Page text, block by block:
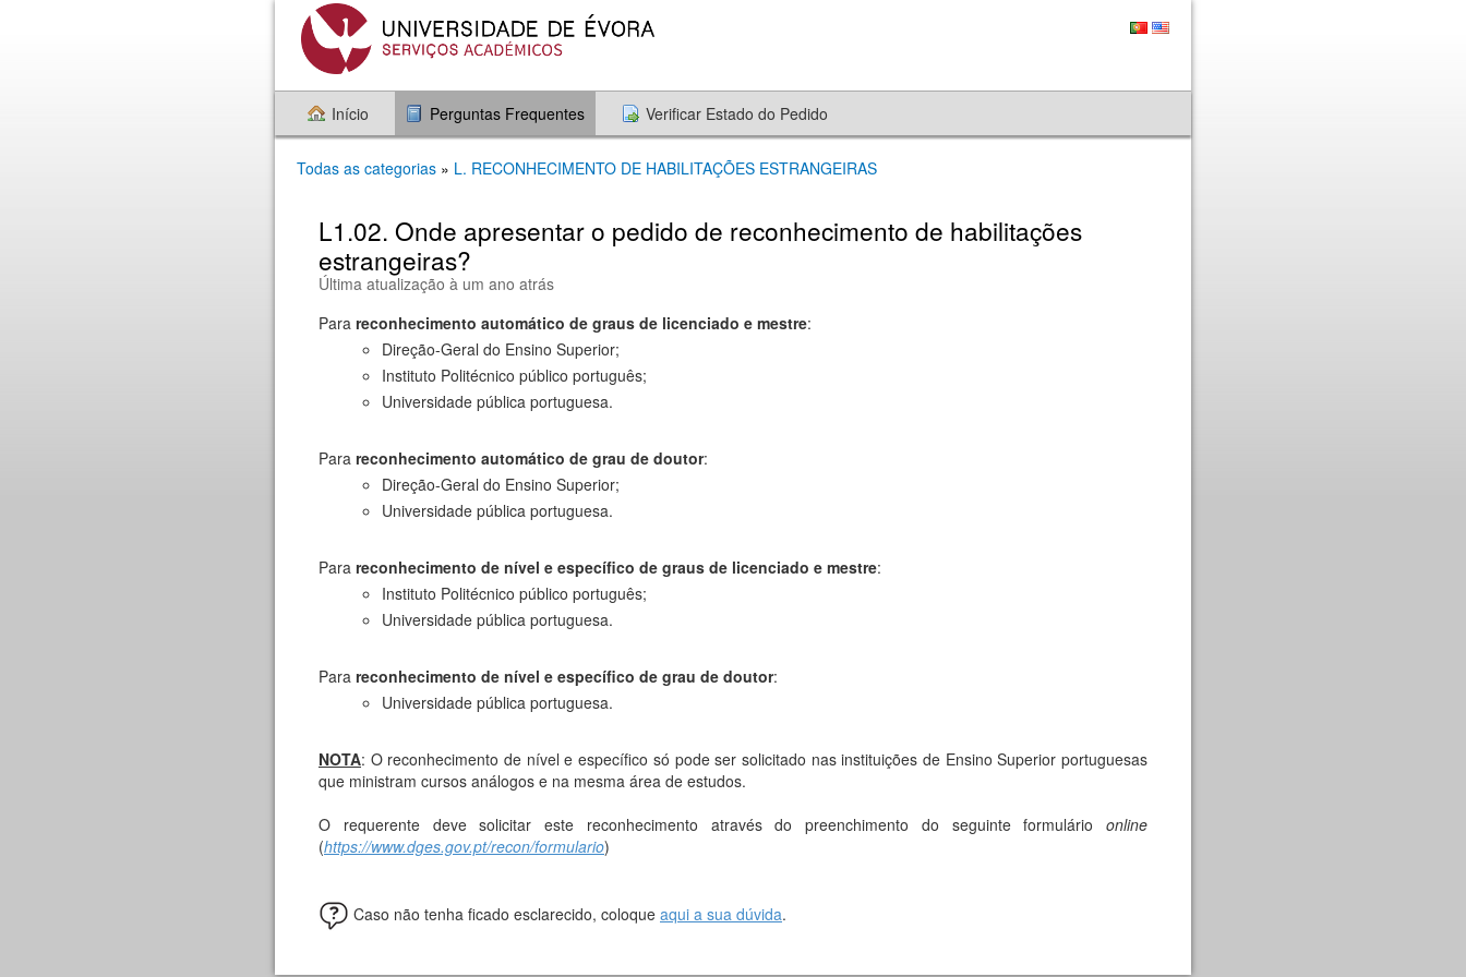
Início Perguntas Frequentes Verificar Estado do Pedido
Todas as categorias » L. RECONHECIMENTO DE HABILITAÇÕES ESTRANGEIRAS
L1.02. Onde apresentar o pedido de reconhecimento de habilitações
estrangeiras?
Última atualização à um ano atrás
Para reconhecimento automático de graus de licenciado e mestre:
Direção-Geral do Ensino Superior;
Instituto Politécnico público português;
Universidade pública portuguesa.
Para reconhecimento automático de grau de doutor:
Direção-Geral do Ensino Superior;
Universidade pública portuguesa.
Para reconhecimento de nível e específico de graus de licenciado e mestre:
Instituto Politécnico público português;
Universidade pública portuguesa.
Para reconhecimento de nível e específico de grau de doutor:
Universidade pública portuguesa.
NOTA: O reconhecimento de nível e específico só pode ser solicitado nas instituições de Ensino Superior portuguesas
que ministram cursos análogos e na mesma área de estudos.
O requerente deve solicitar este reconhecimento através do preenchimento do seguinte formulário online
(https://www.dges.gov.pt/recon/formulario)
Caso não tenha ficado esclarecido, coloque aqui a sua dúvida.